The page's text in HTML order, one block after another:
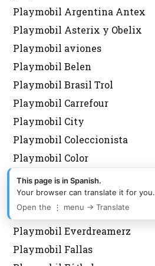
Playmobil Argentina Antex
Playmobil Asterix y Obelix
Playmobil aviones
Playmobil Belen
Playmobil Brasil Trol
Playmobil Carrefour
Playmobil City
Playmobil Coleccionista
Playmobil Color
Playmobil Country
Playmobil Dioses
Playmobil Edicion Limitada
Playmobil Everdreamerz
Playmobil Fallas
This page is in Spanish.
Your browser can translate it for you.
Open the ⋮ menu → Translate